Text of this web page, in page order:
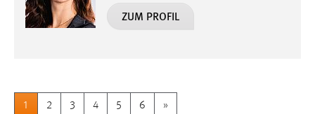
ZUM PROFIL
1 2 3 4 5 6 »